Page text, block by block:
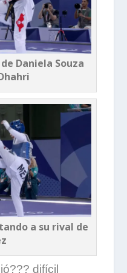
Daniela Souza
a su rival de
difícil